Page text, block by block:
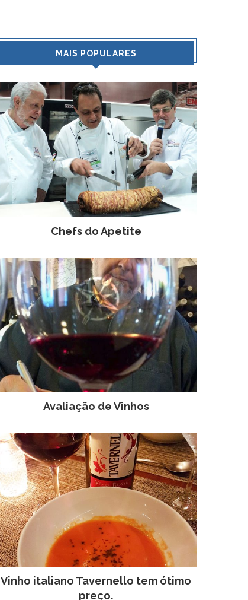
MAIS POPULARES
Chefs do Apetite
Avaliação de Vinhos
Vinho italiano Tavernello tem ótimo
preço.